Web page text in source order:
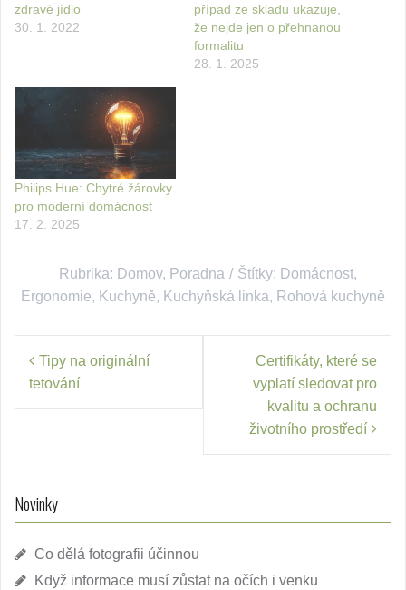
zdravé jídlo
30. 1. 2022
případ ze skladu ukazuje,
že nejde jen o přehnanou
formalitu
28. 1. 2025
Philips Hue: Chytré žárovky
pro moderní domácnost
17. 2. 2025
Rubrika: Domov, Poradna Štítky: Domácnost,
Ergonomie, Kuchyně, Kuchyňská linka, Rohová kuchyně
Navigace
proTipy na originální
tetování
Certifikáty, které se
vyplatí sledovat pro
kvalitu a ochranu
životního prostředí
Novinky
Co dělá fotografii účinnou
Když informace musí zůstat na očích i venku